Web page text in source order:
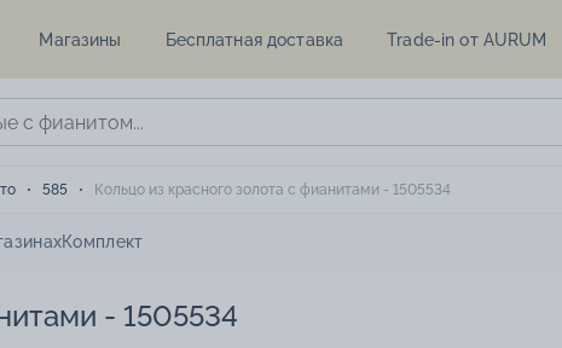
Магазины Бесплатная доставка Trade-in от AURUM
585 Кольцо из красного золота с фианитами - 1505534
Комплект
- 1505534